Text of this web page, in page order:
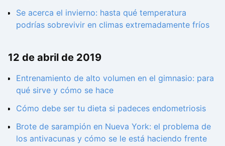
Se acerca el invierno: hasta qué temperatura
podrías sobrevivir en climas extremadamente fríos
12 de abril de 2019
Entrenamiento de alto volumen en el gimnasio: para
qué sirve y cómo se hace
Cómo debe ser tu dieta si padeces endometriosis
Brote de sarampión en Nueva York: el problema de
los antivacunas y cómo se le está haciendo frente